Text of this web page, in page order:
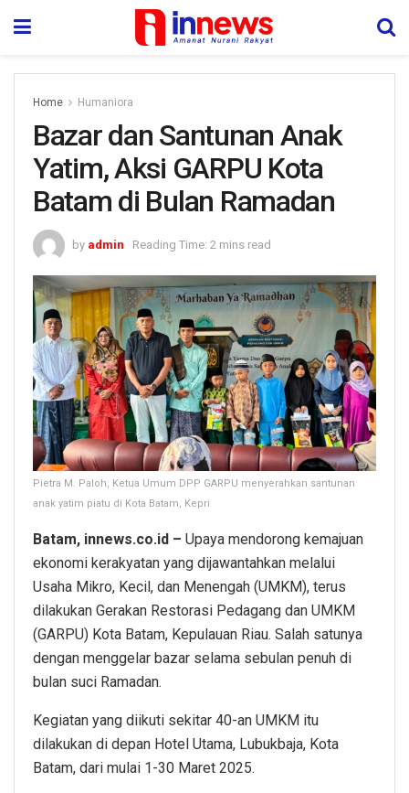
Home Humaniora
Bazar dan Santunan Anak
Yatim, Aksi GARPU Kota
Batam di Bulan Ramadan
by admin Reading Time: 2 mins read
Pietra M. Paloh, Ketua Umum DPP GARPU menyerahkan santunan
anak yatim piatu di Kota Batam, Kepri
Batam, innews.co.id – Upaya mendorong kemajuan
ekonomi kerakyatan yang dijawantahkan melalui
Usaha Mikro, Kecil, dan Menengah (UMKM), terus
dilakukan Gerakan Restorasi Pedagang dan UMKM
(GARPU) Kota Batam, Kepulauan Riau. Salah satunya
dengan menggelar bazar selama sebulan penuh di
bulan suci Ramadan.
Kegiatan yang diikuti sekitar 40-an UMKM itu
dilakukan di depan Hotel Utama, Lubukbaja, Kota
Batam, dari mulai 1-30 Maret 2025.